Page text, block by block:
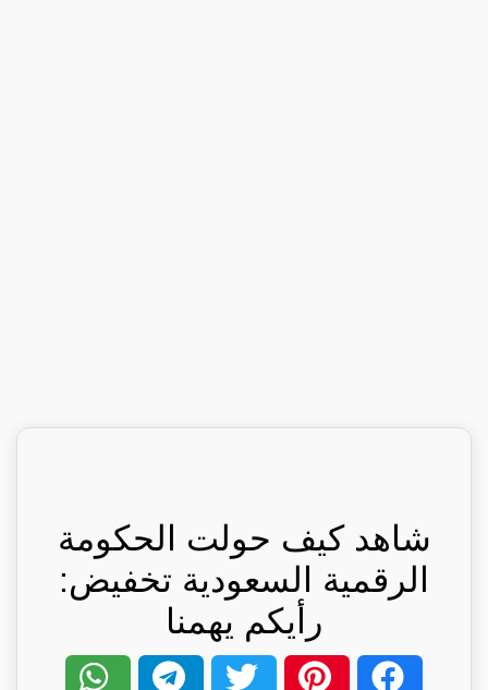
شاهد كيف حولت الحكومة
الرقمية السعودية تخفيض:
رأيكم يهمنا